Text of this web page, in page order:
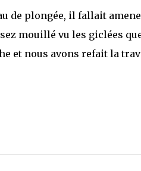
de plongée, il fallait
mouillé vu les giclées
et nous avons refait la